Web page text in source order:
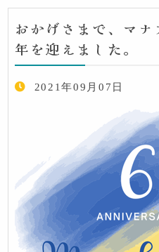
おかげさまで、マ
年を迎えました。
2021年09月07日